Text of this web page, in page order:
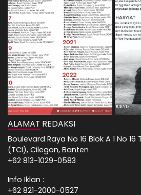
ALAMAT REDAKSI
Boulevard Raya No 16 Blok A 1 No
(TCI), Cilegon, Banten
+62 813-1029-0583
Info Iklan :
+62 821-2000-0527